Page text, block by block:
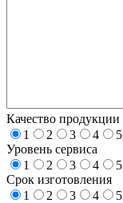
Качество продукции
1
2 3 4
5
Уровень сервиса
1
2 3 4
5
Срок изготовления
1
2 3 4
5